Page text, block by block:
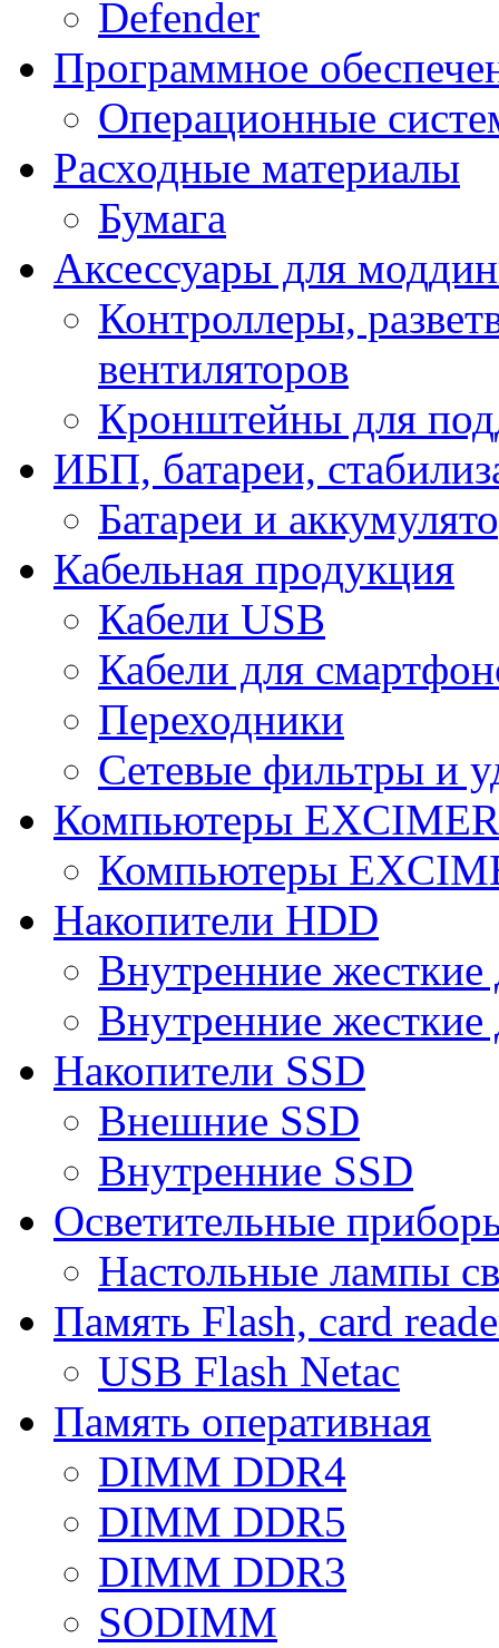
Defender
Программное
Операционные
Расходные материалы
Бумага
Аксессуары для
Контроллеры,
вентиляторов
Кронштейны для
ИБП, батареи,
Батареи и
Кабельная продукция
Кабели USB
Кабели для
Переходники
Сетевые фильтры и
Компьютеры
Компьютеры
Накопители HDD
Внутренние
Внутренние
Накопители SSD
Внешние SSD
Внутренние SSD
Осветительные
Настольные лампы
Память Flash, card
USB Flash Netac
Память оперативная
DIMM DDR4
DIMM DDR5
DIMM DDR3
SODIMM